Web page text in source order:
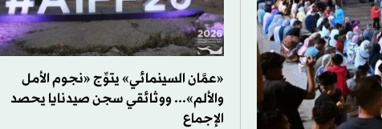
«عمَّان السينمائي» يتوِّج «نجوم الأمل
والألم»... ووثائقي سجن صيدنايا يحصد
الإجماع